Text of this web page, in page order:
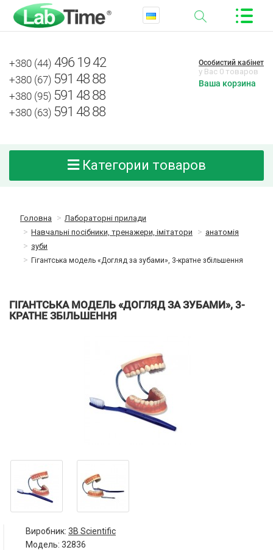
+380 (44) 496 19 42
+380 (67) 591 48 88
+380 (95) 591 48 88
+380 (63) 591 48 88
Особистий кабінет
у Вас 0 товаров
Ваша корзина
Категории товаров
Головна
Лабораторні прилади
Навчальні посібники, тренажери, імітатори
анатомія
зуби
Гігантська модель «Догляд за зубами», 3-кратне збільшення
ГІГАНТСЬКА МОДЕЛЬ «ДОГЛЯД ЗА ЗУБАМИ», 3-
КРАТНЕ ЗБІЛЬШЕННЯ
Виробник: 3B Scientific
Модель: 32836